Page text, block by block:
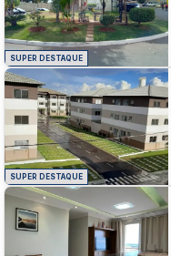
SUPER DESTAQUE
SUPER DESTAQUE